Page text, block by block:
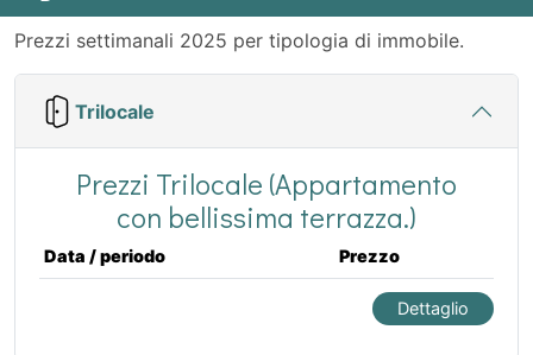
Prezzi settimanali 2025 per tipologia di immobile.
Trilocale
Prezzi Trilocale (Appartamento
con bellissima terrazza.)
Data / periodo Prezzo
Dettaglio